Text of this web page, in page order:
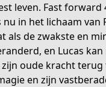
leven. Fast forward
in het lichaam van
als de zwakste en
en Lucas
oude kracht
en zijn